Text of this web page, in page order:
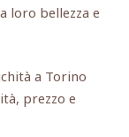
loro bellezza e
a Torino
prezzo e